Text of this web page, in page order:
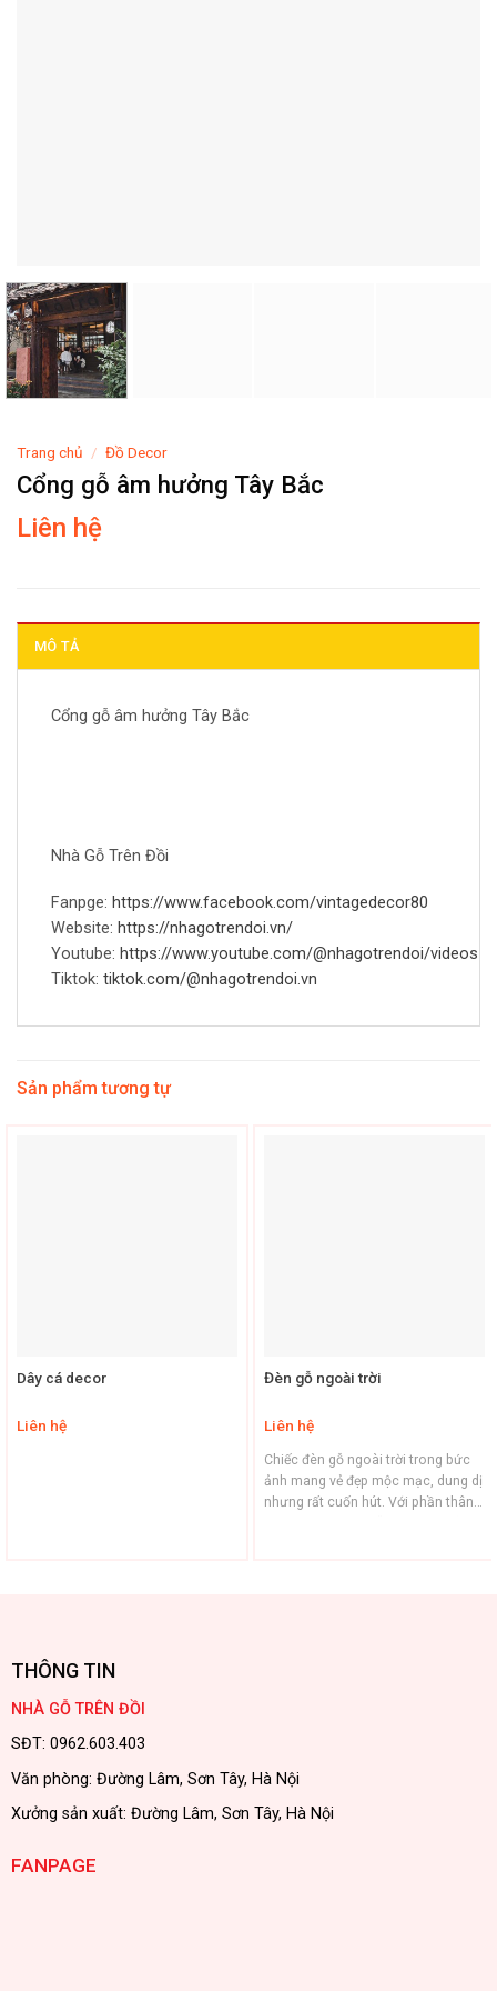
Trang chủ / Đồ Decor
Cổng gỗ âm hưởng Tây Bắc
Liên hệ
MÔ TẢ
Cổng gỗ âm hưởng Tây Bắc
Nhà Gỗ Trên Đồi
Fanpge: https://www.facebook.com/vintagedecor80
Website: https://nhagotrendoi.vn/
Youtube: https://www.youtube.com/@nhagotrendoi/videos
Tiktok: tiktok.com/@nhagotrendoi.vn
Sản phẩm tương tự
Dây cá decor
Liên hệ
Đèn gỗ ngoài trời
Liên hệ
Chiếc đèn gỗ ngoài trời trong bức
ảnh mang vẻ đẹp mộc mạc, dung dị
nhưng rất cuốn hút. Với phần thân
THÔNG TIN
NHÀ GỖ TRÊN ĐỒI
SĐT: 0962.603.403
Văn phòng: Đường Lâm, Sơn Tây, Hà Nội
Xưởng sản xuất: Đường Lâm, Sơn Tây, Hà Nội
FANPAGE